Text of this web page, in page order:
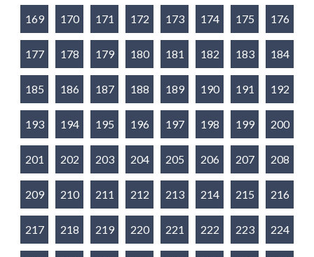
169 170 171 172 173 174 175 176
177 178 179 180 181 182 183 184
185 186 187 188 189 190 191 192
193 194 195 196 197 198 199 200
201 202 203 204 205 206 207 208
209 210 211 212 213 214 215 216
217 218 219 220 221 222 223 224